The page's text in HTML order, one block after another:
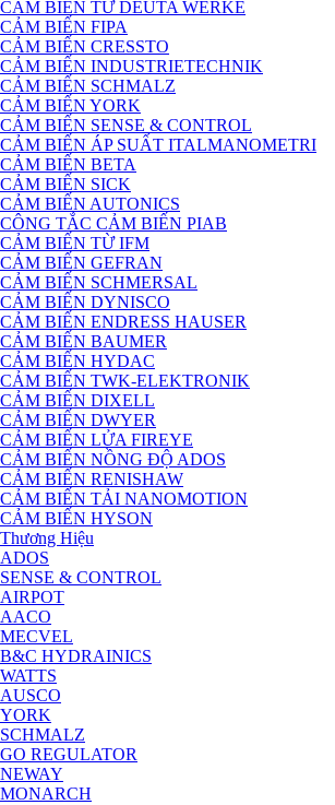
CẢM BIẾN TỪ DEUTA WERKE
CẢM BIẾN FIPA
CẢM BIẾN CRESSTO
CẢM BIẾN INDUSTRIETECHNIK
CẢM BIẾN SCHMALZ
CẢM BIẾN YORK
CẢM BIẾN SENSE & CONTROL
CẢM BIẾN ÁP SUẤT ITALMANOMETRI
CẢM BIẾN BETA
CẢM BIẾN SICK
CẢM BIẾN AUTONICS
CÔNG TẮC CẢM BIẾN PIAB
CẢM BIẾN TỪ IFM
CẢM BIẾN GEFRAN
CẢM BIẾN SCHMERSAL
CẢM BIẾN DYNISCO
CẢM BIẾN ENDRESS HAUSER
CẢM BIẾN BAUMER
CẢM BIẾN HYDAC
CẢM BIẾN TWK-ELEKTRONIK
CẢM BIẾN DIXELL
CẢM BIẾN DWYER
CẢM BIẾN LỬA FIREYE
CẢM BIẾN NỒNG ĐỘ ADOS
CẢM BIẾN RENISHAW
CẢM BIẾN TẢI NANOMOTION
CẢM BIẾN HYSON
Thương Hiệu
ADOS
SENSE & CONTROL
AIRPOT
AACO
MECVEL
B&C HYDRAINICS
WATTS
AUSCO
YORK
SCHMALZ
GO REGULATOR
NEWAY
MONARCH